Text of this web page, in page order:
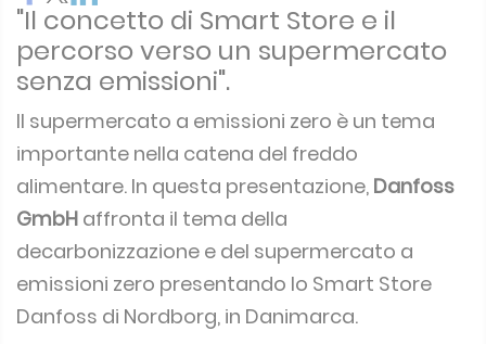
"Il concetto di Smart Store e il
percorso verso un supermercato
senza emissioni".
Il supermercato a emissioni zero è un tema
importante nella catena del freddo
alimentare. In questa presentazione, Danfoss
GmbH affronta il tema della
decarbonizzazione e del supermercato a
emissioni zero presentando lo Smart Store
Danfoss di Nordborg, in Danimarca.